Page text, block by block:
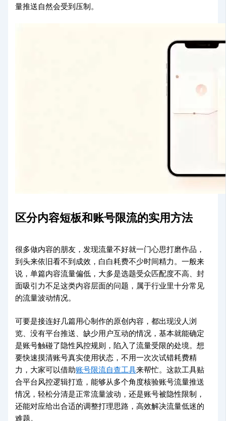
量推送自然会受到压制。
区分内容短板和账号限流的实用方法
很多做内容的朋友，发现流量不好就一门心思打磨作品，
到头来依旧看不到成效，白白耗费不少时间精力。一般来
说，单篇内容流量偏低，大多是选题受众匹配度不高、封
面吸引力不足这类内容层面的问题，属于行业里十分常见
的流量波动情况。
可要是接连好几篇用心制作的原创内容，都出现没人浏
览、没有平台推送、缺少用户互动的情况，基本就能确定
是账号触碰了隐性风控规则，陷入了流量受限的处境。想
要快速摸清账号真实使用状态，不用一次次试错耗费精
力，大家可以借助账号限流自查工具来帮忙。这款工具贴
合平台风控逻辑打造，能够从多个角度核验账号流量推送
情况，轻松分清是正常流量波动，还是账号被隐性限制，
还能对应给出合适的调整打理思路，高效解决流量低迷的
难题。